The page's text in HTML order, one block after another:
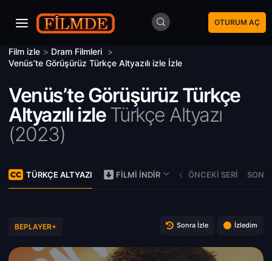
OTURUM AÇ
Film izle > Dram Filmleri >
Venüs’te Görüşürüz Türkçe Altyazılı izle İzle
Venüs’te Görüşürüz Türkçe
Altyazılı izleTürkçe Altyazı
(2023)
TÜRKÇE ALTYAZI FILMI İNDIR ÖNCEKI SERI
BEPLAYER+ Sonra İzle İzledim